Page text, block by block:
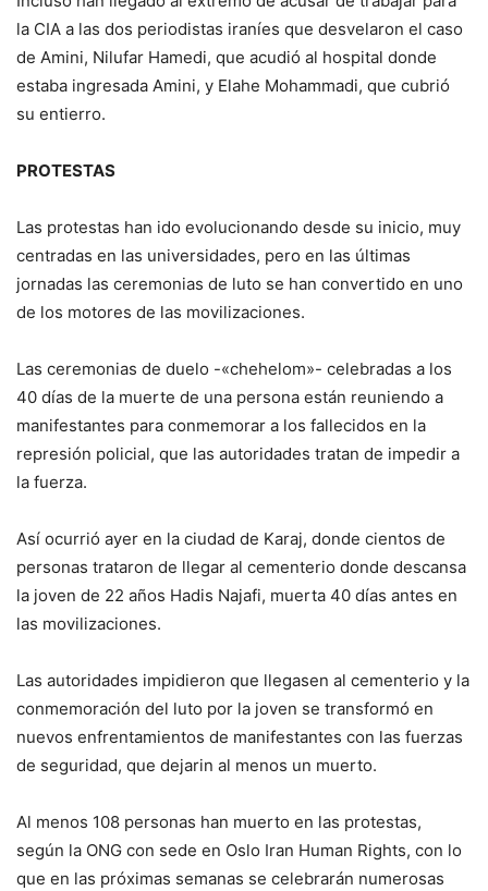
la CIA a las dos periodistas iraníes que desvelaron el caso
de Amini, Nilufar Hamedi, que acudió al hospital donde
estaba ingresada Amini, y Elahe Mohammadi, que cubrió
su entierro.
PROTESTAS
Las protestas han ido evolucionando desde su inicio, muy
centradas en las universidades, pero en las últimas
jornadas las ceremonias de luto se han convertido en uno
de los motores de las movilizaciones.
Las ceremonias de duelo -«chehelom»- celebradas a los
40 días de la muerte de una persona están reuniendo a
manifestantes para conmemorar a los fallecidos en la
represión policial, que las autoridades tratan de impedir a
la fuerza.
Así ocurrió ayer en la ciudad de Karaj, donde cientos de
personas trataron de llegar al cementerio donde descansa
la joven de 22 años Hadis Najafi, muerta 40 días antes en
las movilizaciones.
Las autoridades impidieron que llegasen al cementerio y la
conmemoración del luto por la joven se transformó en
nuevos enfrentamientos de manifestantes con las fuerzas
de seguridad, que dejarin al menos un muerto.
Al menos 108 personas han muerto en las protestas,
según la ONG con sede en Oslo Iran Human Rights, con lo
que en las próximas semanas se celebrarán numerosas